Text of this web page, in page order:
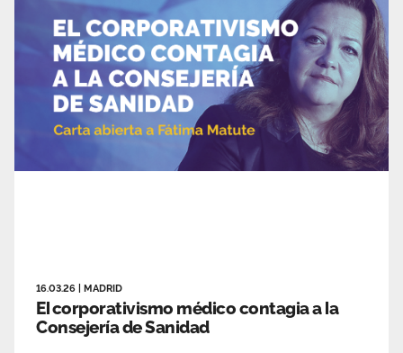
16.03.26 MADRID
El corporativismo médico contagia a la
Consejería de Sanidad